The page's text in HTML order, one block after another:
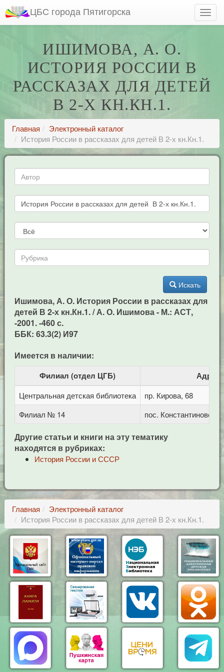
ЦБС города Пятигорска
ИШИМОВА, А. О.
ИСТОРИЯ РОССИИ В
РАССКАЗАХ ДЛЯ ДЕТЕЙ
В 2-Х КН.КН.1.
Главная
Электронный каталог
История России в рассказах для детей В 2-х кн.Кн.1.
Искать
Ишимова, А. О. История России в рассказах для
детей В 2-х кн.Кн.1. / А. О. Ишимова - М.: АСТ,
-2001. -460 с.
ББК: 63.3(2) И97
Имеется в наличии:
Филиал (отдел ЦГБ) Адрес
Центральная детская библиотека
пр. Кирова, 68
Филиал № 14
пос.
Другие статьи и книги на эту тематику
находятся в рубриках:
История России и СССР
Главная
Электронный каталог
История России в рассказах для детей В 2-х кн.Кн.1.